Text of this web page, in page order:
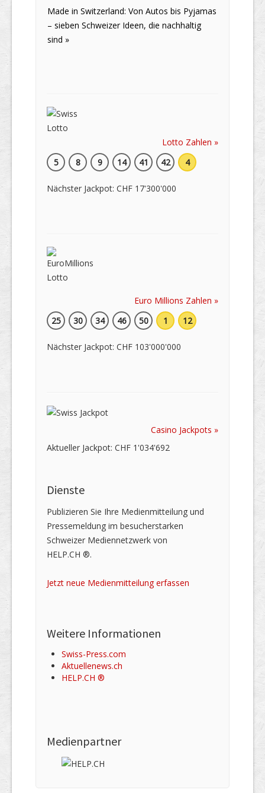
Made in Switzerland: Von Autos bis Pyjamas
– sieben Schweizer Ideen, die nachhaltig
sind »
Lotto Zahlen »
5
8 9 14 41 42 4
Nächster Jackpot: CHF 17'300'000
Euro Millions Zahlen »
25
30 34 46 50 1 12
Nächster Jackpot: CHF 103'000'000
Casino Jackpots »
Aktueller Jackpot: CHF 1'034'692
Dienste
Publizieren Sie Ihre Medienmitteilung und
Pressemeldung im besucherstarken
Schweizer Mediennetzwerk von
HELP.CH ®.
Jetzt neue Medienmitteilung erfassen
Weitere Informationen
Swiss-Press.com
Aktuellenews.ch
HELP.CH ®
Medienpartner